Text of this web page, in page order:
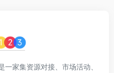
家集资源对接、市场活动、